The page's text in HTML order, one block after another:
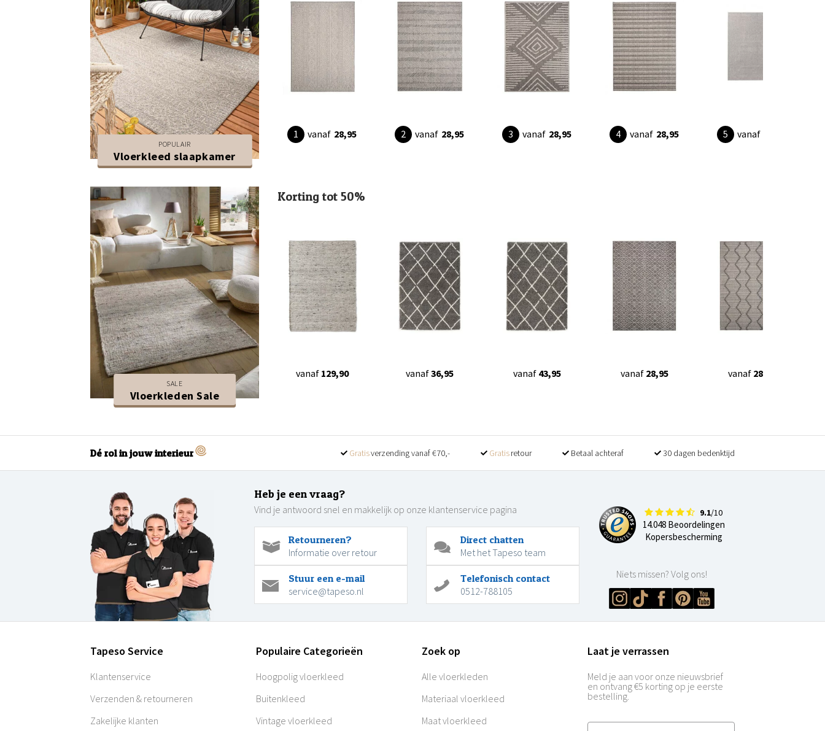
POPULAIR
Vloerkleed slaapkamer
vanaf 28,95 vanaf 28,95 vanaf 28,95 vanaf 28,95 vanaf
SALE
Vloerkleden Sale
Korting tot 50%
vanaf 129,90 vanaf36,95 vanaf 43,95 vanaf 28,95 vanaf 28,95
Dé rol in jouw interieur Gratisverzending vanaf €70,- Gratisretour Betaal achteraf 30 dagen bedenktijd
Heb je een vraag?
Vind je antwoord snel en makkelijk op onze klantenservice pagina
Retourneren?
Informatie over retour
Direct chatten
Met het Tapeso team
Stuur een e-mail
service@tapeso.nl
Telefonisch contact
0512-788105
9.1/10
14.048 Beoordelingen
Kopersbescherming
Niets missen? Volg ons!
Tapeso Service
Klantenservice
Verzenden & retourneren
Zakelijke klanten
Populaire Categorieën
Hoogpolig vloerkleed
Buitenkleed
Vintage vloerkleed
Zoek op
Alle vloerkleden
Materiaal vloerkleed
Maat vloerkleed
Laat je verrassen
Meld je aan voor onze nieuwsbrief
en ontvang €5 korting op je eerste
bestelling.